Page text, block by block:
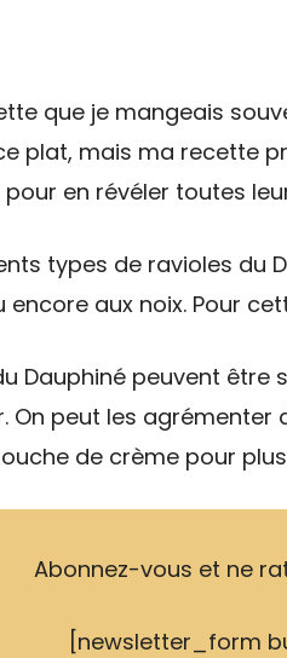
que je mangeais
plat, mais ma recette
en révéler toutes
types de ravioles du
encore aux noix. Pour
Dauphiné peuvent
On peut les agrémenter
de crème pour
Abonnez-vous et ne
[newsletter_form